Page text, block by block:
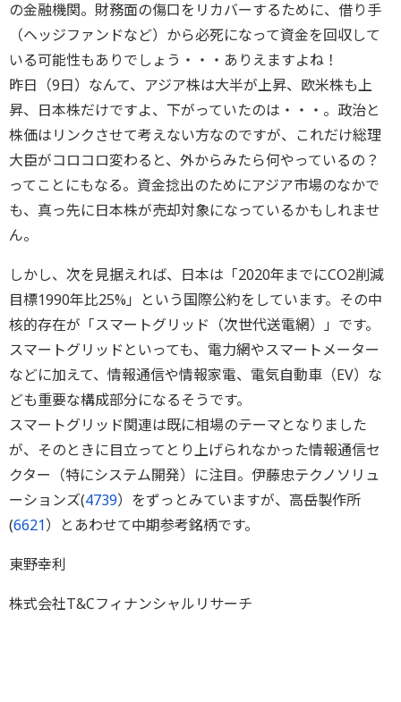
の金融機関。財務面の傷口をリカバーするために、借り手
（ヘッジファンドなど）から必死になって資金を回収して
いる可能性もありでしょう・・・ありえますよね！
昨日（9日）なんて、アジア株は大半が上昇、欧米株も上
昇、日本株だけですよ、下がっていたのは・・・。政治と
株価はリンクさせて考えない方なのですが、これだけ総理
大臣がコロコロ変わると、外からみたら何やっているの？
ってことにもなる。資金捻出のためにアジア市場のなかで
も、真っ先に日本株が売却対象になっているかもしれませ
ん。
しかし、次を見据えれば、日本は「2020年までにCO2削減
目標1990年比25%」という国際公約をしています。その中
核的存在が「スマートグリッド（次世代送電網）」です。
スマートグリッドといっても、電力網やスマートメーター
などに加えて、情報通信や情報家電、電気自動車（EV）な
ども重要な構成部分になるそうです。
スマートグリッド関連は既に相場のテーマとなりました
が、そのときに目立ってとり上げられなかった情報通信セ
クター（特にシステム開発）に注目。伊藤忠テクノソリュ
ーションズ(4739）をずっとみていますが、高岳製作所
(6621）とあわせて中期参考銘柄です。
東野幸利
株式会社T&Cフィナンシャルリサーチ